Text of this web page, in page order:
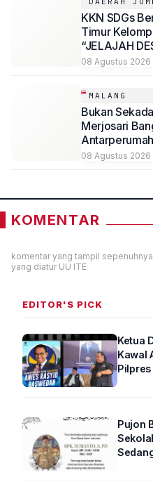
KKN SDGs
Timur
“JELAJAH
Akses
08 Agustus 2026
MALANG
Bukan
Merjosari
08 Agustus 2026
KOMENTAR
komentar yang tampil
yang diatur UU ITE
EDITOR'S PICK
Ketua
Kawal
Pilpres
Pujon